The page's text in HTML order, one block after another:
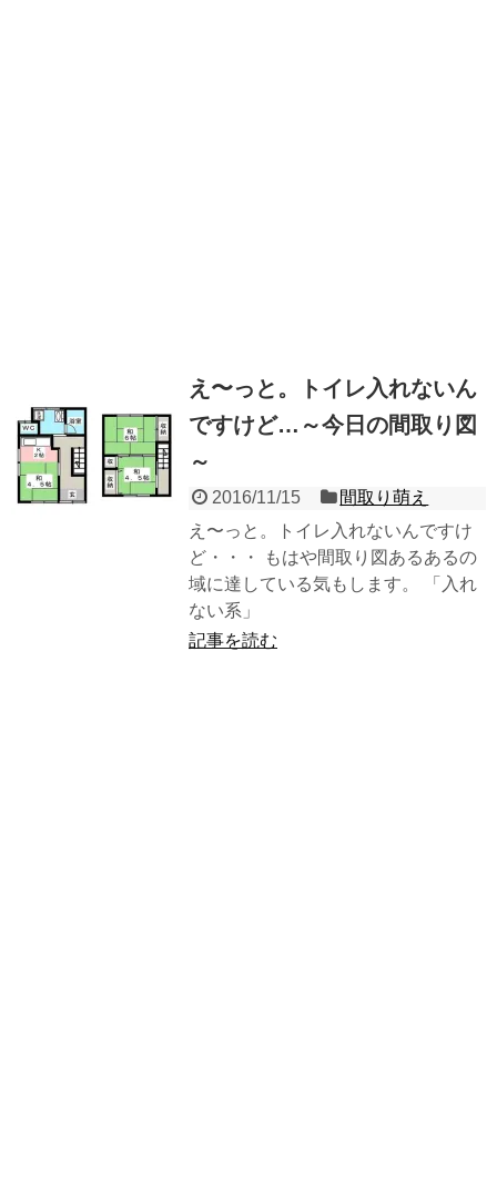
え〜っと。トイレ入れないん
ですけど…～今日の間取り図
～
2016/11/15
間取り萌え
え〜っと。トイレ入れないんですけ
ど・・・ もはや間取り図あるあるの
域に達している気もします。 「入れ
ない系」
記事を読む